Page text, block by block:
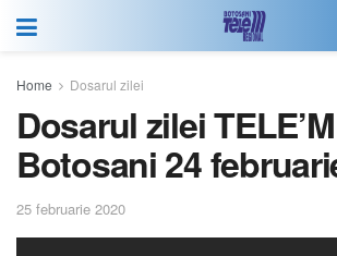
Home Dosarul zilei
Dosarul zilei TELE’M
Botosani 24
25 februarie 2020